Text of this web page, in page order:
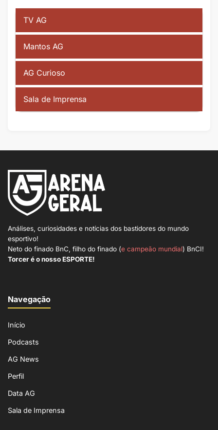
TV AG
Mantos AG
AG Curioso
Sala de Imprensa
Análises, curiosidades e notícias dos bastidores do mundo
esportivo!
Neto do finado BnC, filho do finado (e campeão mundial) BnCI!
Torcer é o nosso ESPORTE!
Navegação
Início
Podcasts
AG News
Perfil
Data AG
Sala de Imprensa